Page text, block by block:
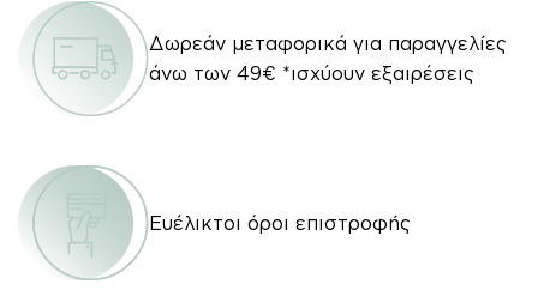
Δωρεάν μεταφορικά για παραγγελίες
άνω των 49€ *ισχύουν εξαιρέσεις
Ευέλικτοι όροι επιστροφής